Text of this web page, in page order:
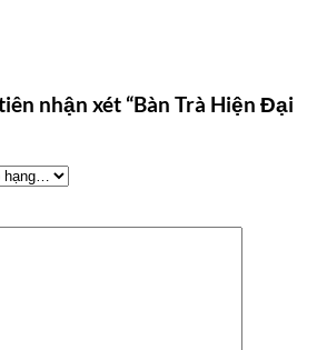
nhận xét “Bàn Trà Hiện Đại